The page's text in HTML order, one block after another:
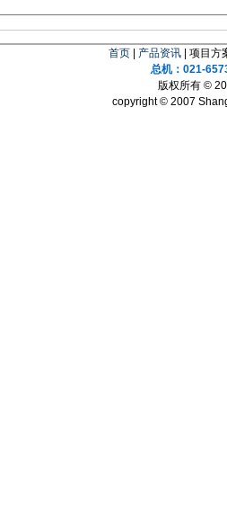
首页 产品资讯 | 项目方
总机：021-
版权所有 ©
copyright © 2007